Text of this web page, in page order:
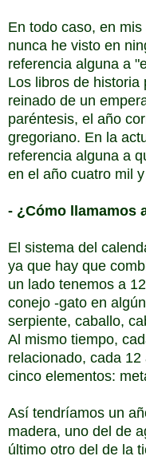
En todo caso, en
nunca he visto en
referencia alguna a
Los libros de historia
reinado de un
paréntesis, el año
gregoriano. En la
referencia alguna a
en el año cuatro mil
- ¿Cómo llamamos
El sistema del
ya que hay que
un lado tenemos a
conejo -gato en
serpiente, caballo,
Al mismo tiempo,
relacionado, cada
cinco elementos:
Así tendríamos un
madera, uno del de
último otro del de la